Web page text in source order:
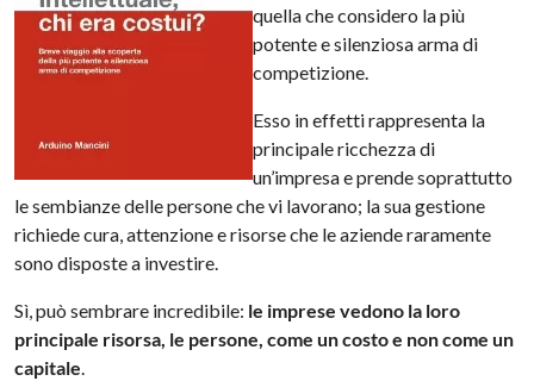
quella che considero la più
potente e silenziosa arma di
competizione.
Esso in effetti rappresenta la
principale ricchezza di
un’impresa e prende soprattutto
le sembianze delle persone che vi lavorano; la sua gestione
richiede cura, attenzione e risorse che le aziende raramente
sono disposte a investire.
Sì, può sembrare incredibile: le imprese vedono la loro
principale risorsa, le persone, come un costo e non come un
capitale.